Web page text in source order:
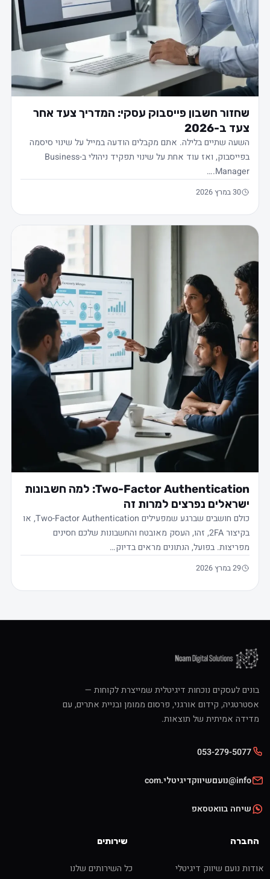
שחזור חשבון פייסבוק עסקי: המדריך צעד אחר
צעד ב-2026
השעה שתיים בלילה. אתם מקבלים הודעה במייל על שינוי סיסמה
בפייסבוק, ואז עוד אחת על שינוי תפקיד ניהולי ב-Business
Manager.…
30 במרץ 2026
Two-Factor Authentication: למה חשבונות
ישראלים נפרצים למרות זה
כולם חושבים שברגע שמפעילים Two-Factor Authentication, או
בקיצור 2FA, זהו, העסק מאובטח והחשבונות שלכם חסינים
מפריצות. בפועל, הנתונים מראים בדיוק…
29 במרץ 2026
בונים לעסקים נוכחות דיגיטלית שמייצרת לקוחות —
אסטרטגיה, קידום אורגני, פרסום ממומן ובניית אתרים, עם
מדידה אמיתית של תוצאות.
053-279-5077
info@נועםשיווקדיגיטלי.com
שיחה בוואטסאפ
החברה
אודות נועם שיווק דיגיטלי
שירותים
כל השירותים שלנו